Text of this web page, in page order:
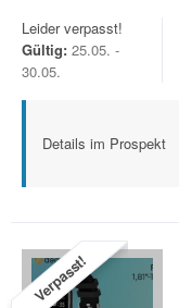
Leider verpasst!
Gültig: 25.05. -
30.05.
Details im Prospekt
Verpasst!